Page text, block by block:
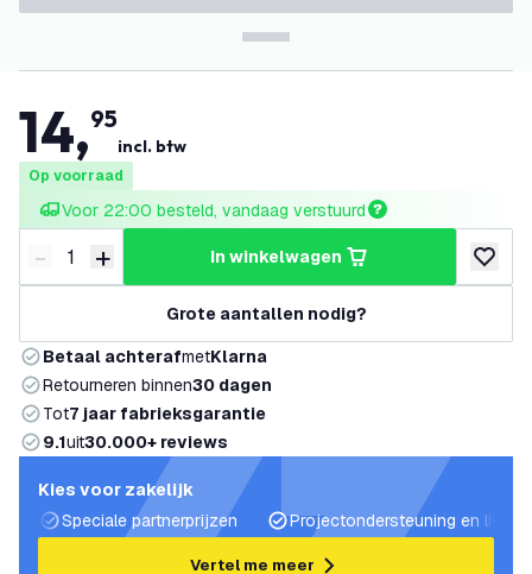
14,95
incl. btw
Op voorraad
Voor 22:00 besteld, vandaag verstuurd
Verminder hoeveelheid
- Verhoog hoeveelheid
+ in winkelwagen
Grote aantallen nodig?
Betaal achterafmetKlarna
Retourneren binnen30 dagen
Tot7 jaar fabrieksgarantie
9.1uit30.000+ reviews
Kies voor zakelijk
Speciale partnerprijzen
Projectondersteuning en
Vertel me meer